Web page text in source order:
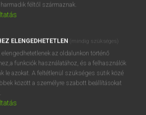
APPLIKÁCIÓ
féltől származnak.
ELENGEDHETETLEN (mindig szükséges)
elengedhetetlenek az oldalunkon történő
funkciók használatához, és a felhasználók
le azokat. A feltétlenül szükséges sütik közé
között a személyre szabott beállításokat